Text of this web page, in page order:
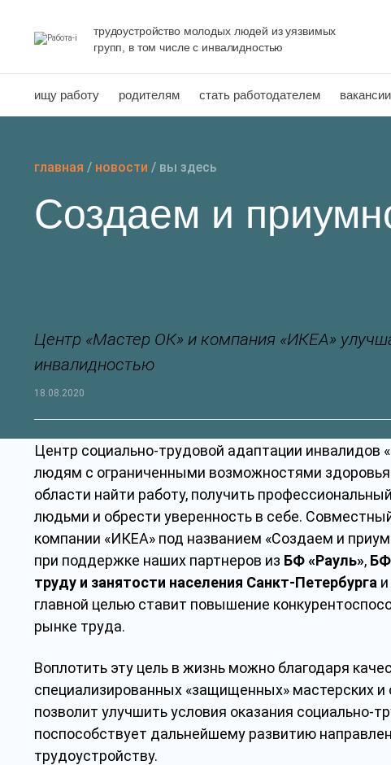
трудоустройство молодых людей из уязвимых
групп, в том числе с инвалидностью
ищу работу родителям стать работодателем вакансии
главная / новости / вы здесь
Создаем и
Центр «Мастер ОК» и компания «ИКЕА»
инвалидностью
18.08.2020
Центр социально-трудовой адаптации инвалидов
людям с ограниченными возможностями здоровья
области найти работу, получить
людьми и обрести уверенность в себе.
компании «ИКЕА» под названием «Создаем и
при поддержке наших партнеров из БФ «Рауль», БФ
труду и занятости населения Санкт-Петербурга
главной целью ставит повышение
рынке труда.
Воплотить эту цель в жизнь можно благодаря
специализированных «защищенных» мастерских
позволит улучшить условия оказания социально-
поспособствует дальнейшему развитию
трудоустройству.